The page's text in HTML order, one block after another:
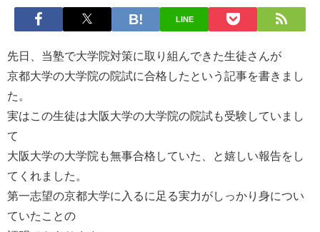
LINE
先日、当塾で大学院対策に取り組んできた生徒さんが
京都大学の大学院の院試に合格したという記事を書きまし
た。
実はこの生徒は大阪大学の大学院の院試も受験していまし
て
大阪大学の大学院も無事合格していた、と嬉しい報告をし
てくれました。
第一志望の京都大学に入るに足る実力がしっかり身につい
ていたことの